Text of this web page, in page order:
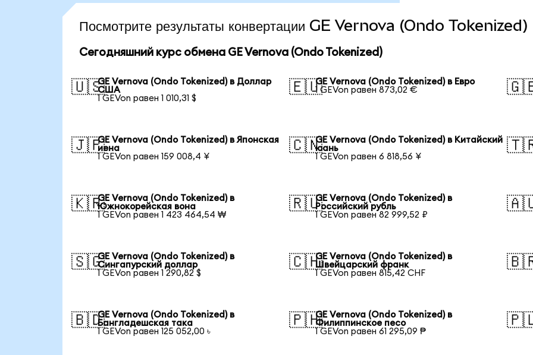
Посмотрите результаты конвертации GE Vernova (Ondo Tokenized)
Сегодняшний курс обмена GE Vernova (Ondo Tokenized)
🇺🇸GE Vernova (Ondo Tokenized) в Доллар
США
1 GEVon равен 1 010,31 $
🇪🇺GE Vernova (Ondo Tokenized) в Евро
1 GEVon равен 873,02 €
🇯🇵GE Vernova (Ondo Tokenized) в Японская
иена
1 GEVon равен 159 008,4 ¥
🇨🇳GE Vernova (Ondo Tokenized) в Китайский
юань
1 GEVon равен 6 818,56 ¥
🇰🇷GE Vernova (Ondo Tokenized) в
Южнокорейская вона
1 GEVon равен 1 423 464,54 ₩
🇷🇺GE Vernova (Ondo Tokenized) в
Российский рубль
1 GEVon равен 82 999,52 ₽
🇸🇬GE Vernova (Ondo Tokenized) в
Сингапурский доллар
1 GEVon равен 1 290,82 $
🇨🇭GE Vernova (Ondo Tokenized) в
Швейцарский франк
1 GEVon равен 815,42 CHF
🇧🇩GE Vernova (Ondo Tokenized) в
Бангладешская така
1 GEVon равен 125 052,00 ৳
🇵🇭GE Vernova (Ondo Tokenized) в
Филиппинское песо
1 GEVon равен 61 295,09 ₱